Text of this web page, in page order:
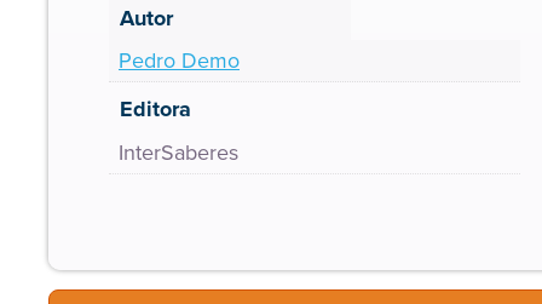
Autor
Pedro Demo
Editora
InterSaberes